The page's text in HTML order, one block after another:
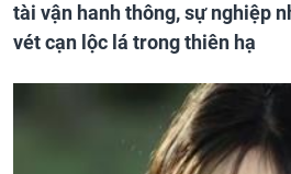
tài vận hanh thông, sự nghiệp
vét cạn lộc lá trong thiên hạ